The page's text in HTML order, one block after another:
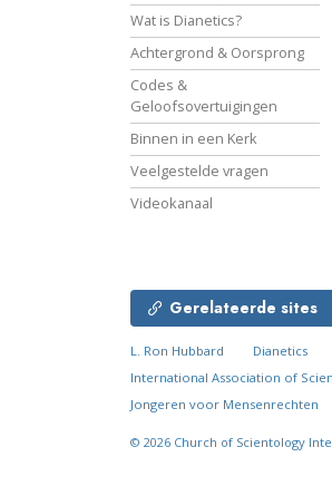
Wat is Dianetics?
Achtergrond & Oorsprong
Codes &
Geloofsovertuigingen
Binnen in een Kerk
Veelgestelde vragen
Videokanaal
Gerelateerde sites
L. Ron Hubbard Dianetics
International Association of
Jongeren voor Mensenrechten
© 2026 Church of Scientology